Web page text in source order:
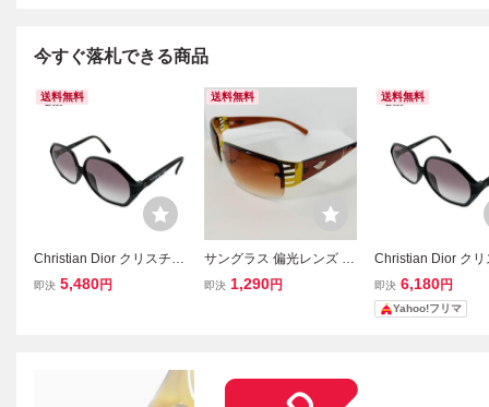
今すぐ落札できる商品
送料無料
Christian Dior クリスチャ
ンディオール 度入り サン
即決 5,480円
送料無料
サングラス 偏光レンズ ブ
ラウンフレーム ブラウン
即決 1,290円
送料無料
Christian Dior クリ
ンディオール 度入
グラス アイウェア
レーム ブラウン ブ
即決 6,180円
Yahoo!フリマ